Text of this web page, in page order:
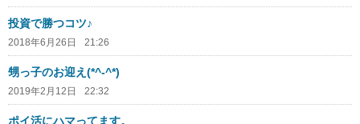
投資で勝つコツ♪
2018年6月26日 21:26
甥っ子のお迎え(*^-^*)
2019年2月12日 22:32
ポイ活にハマってます。